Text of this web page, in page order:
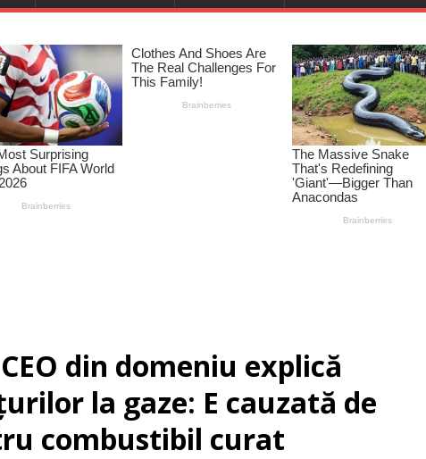
din domeniu explică
la gaze: E cauzată de
combustibil curat